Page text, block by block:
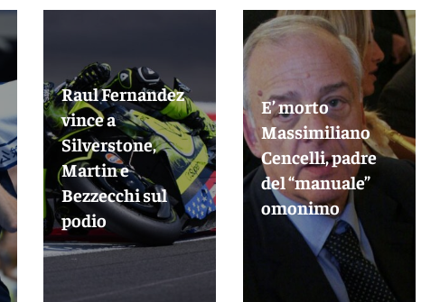
Raul Fernandez
vince a
Silverstone,
Martin e
Bezzecchi sul
podio
E’ morto
Massimiliano
Cencelli, padre
del “manuale”
omonimo